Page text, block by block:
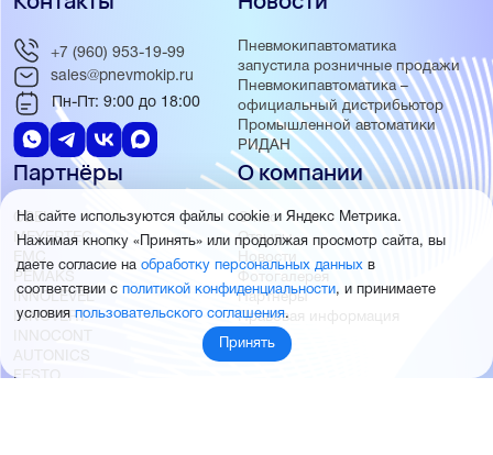
Пневмокипавтоматика
запустила розничные продажи
Пневмокипавтоматика –
официальный дистрибьютор
Промышленной автоматики
РИДАН
Партнёры
ОВЕН
MEYERTEC
EMC
PEMAKS
INNOLEVEL
INNOVERT
INNOCONT
AUTONICS
FESTO
О компании
О нас
Отзывы
Новости
Фотогалерея
Партнёры
Правовая информация
+7 (960) 953-19-99
sales@pnevmokip.ru
Пн-Пт: 9:00 до 18:00
На сайте используются файлы cookie и Яндекс Метрика.
Нажимая кнопку «Принять» или продолжая просмотр сайта, вы
даете согласие на обработку персональных данных в
соответствии с политикой конфиденциальности, и принимаете
условияпользовательского соглашения.
Принять